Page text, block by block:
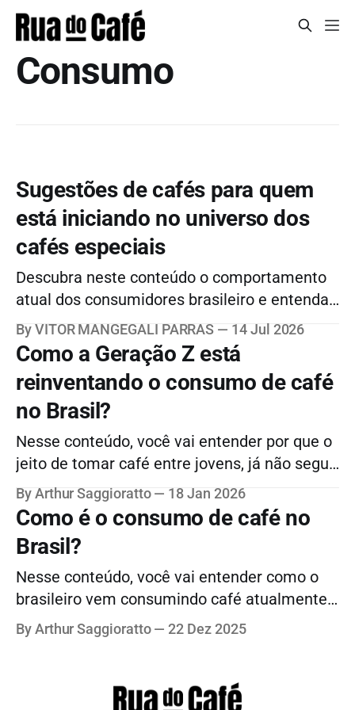
Consumo
Sugestões de cafés para quem
está iniciando no universo dos
cafés especiais
Descubra neste conteúdo o comportamento
atual dos consumidores brasileiro e entenda
como a doçura natural do café especial pode
transformar o seu cafézinho.
By VITOR MANGEGALI PARRAS 14 Jul 2026
Como a Geração Z está
reinventando o consumo de café
no Brasil?
Nesse conteúdo, você vai entender por que o
jeito de tomar café entre jovens, já não segue
os mesmos padrões das gerações anteriores,
incluindo o consumo de bebidas geladas,
personalizadas e prontas para beber e muito
mais.
By Arthur Saggioratto 18 Jan 2026
Como é o consumo de café no
Brasil?
Nesse conteúdo, você vai entender como o
brasileiro vem consumindo café atualmente,
inclusive os cafés especiais e muito mais!
By Arthur Saggioratto 22 Dez 2025